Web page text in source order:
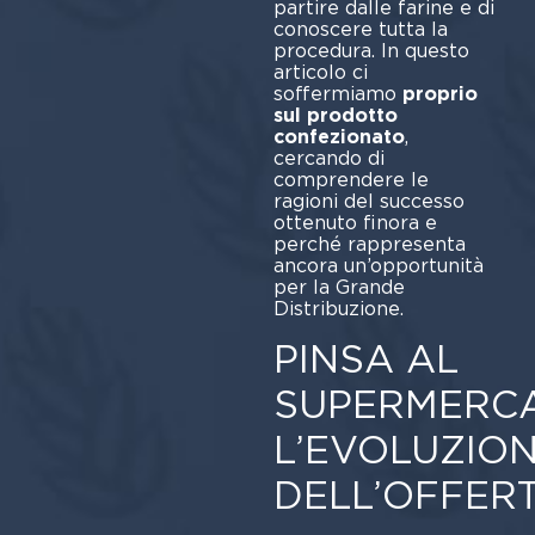
partire dalle farine e di
conoscere tutta la
procedura. In questo
articolo ci
soffermiamo proprio
sul prodotto
confezionato,
cercando di
comprendere le
ragioni del successo
ottenuto finora e
perché rappresenta
ancora un’opportunità
per la Grande
Distribuzione.
PINSA AL